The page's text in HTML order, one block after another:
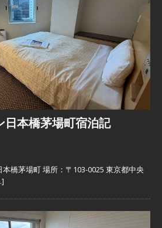
日本橋茅場町宿泊記
橋茅場町 場所：〒103-0025 東京都中央